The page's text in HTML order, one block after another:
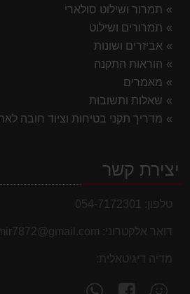
תמרור ושילוט סולארי
תמרורים ושילוט
אביזרים ושונות
הוראות התקנה
מאמרים
שאלות ותשובות
מדריך תקני בטיחות וציוד חובה לאתרי
יצירת קשר
טלפון: 054-7172301
דואר אלקטרוני:
מדיה דיגיטאלית:
מצא
עקוב